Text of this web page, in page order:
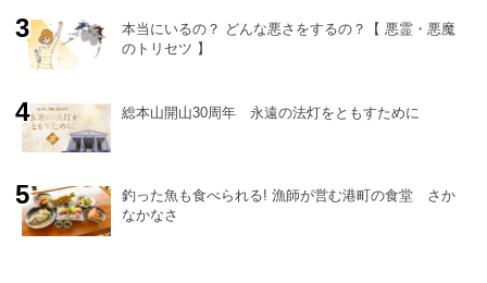
本当にいるの？ どんな悪さをするの？【 悪霊・悪魔
のトリセツ 】
総本山開山30周年 永遠の法灯をともすために
釣った魚も食べられる! 漁師が営む港町の食堂 さか
なかなさ